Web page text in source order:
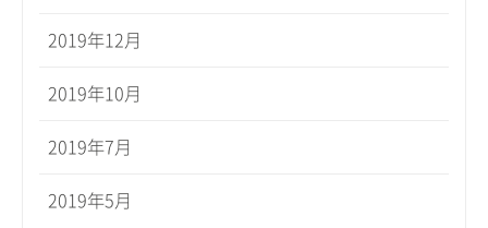
2019年12月
2019年10月
2019年7月
2019年5月